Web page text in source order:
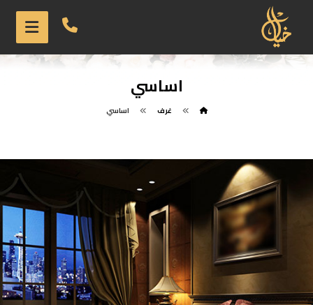
اساسي
غرف اساسي